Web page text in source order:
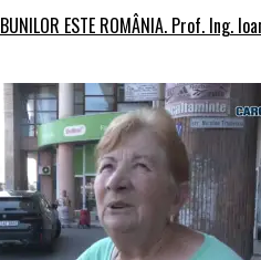
ESTE ROMÂNIA. Prof. Ing.